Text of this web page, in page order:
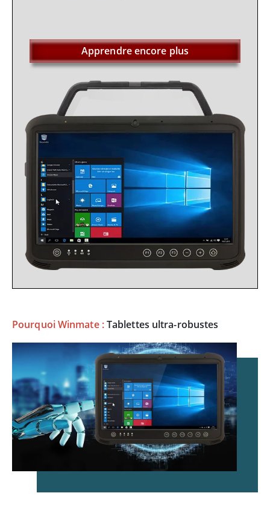
Apprendre encore plus
Pourquoi Winmate :Tablettes ultra-robustes